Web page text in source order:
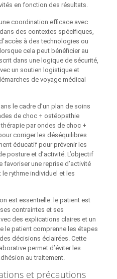
en fonction des résultats.
coordination efficace avec
des contextes spécifiques,
à des technologies ou
cela peut bénéficier au
dans une logique de sécurité,
un soutien logistique et
de voyage médical
le cadre d’un plan de soins
de choc + ostéopathie
par ondes de choc +
corriger les déséquilibres
éducatif pour prévenir les
posture et d’activité. L’objectif
favoriser une reprise d’activité
rythme individuel et les
est essentielle: le patient est
contraintes et ses
des explications claires et un
le patient comprenne les étapes
décisions éclairées. Cette
permet d’éviter les
au traitement.
et précautions